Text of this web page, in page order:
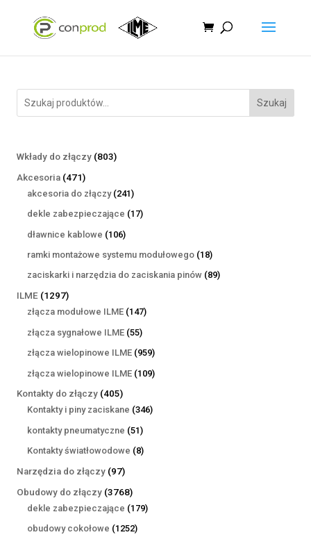
Szukaj
Wkłady do złączy 803803
Akcesoria 471471
produktów
akcesoria do złączy 241241
produktów
dekle zabezpieczające 1717
dławnice kablowe 106106
produktów
ramki montażowe systemu modułowego 1818
produktów
zaciskarki i narzędzia do zaciskania pinów 8989
ILME 12971297
produktów
złącza modułowe ILME 147147
złącza sygnałowe ILME 5555
produktów
złącza wielopinowe ILME 959959
produktów
złącza wielopinowe ILME 109109
Kontakty do złączy 405405
produktów
Kontakty i piny zaciskane 346346
kontakty pneumatyczne 5151
produktów
Kontakty światłowodowe 88
Narzędzia do złączy 9797
produktów
Obudowy do złączy 37683768
produktów
dekle zabezpieczające 179179
obudowy cokołowe 12521252